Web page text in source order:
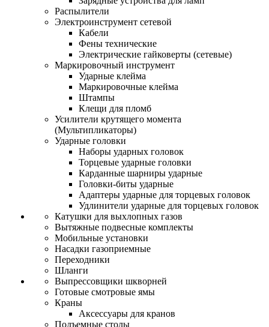
Распылители
Электроинструмент сетевой
Кабели
Фены технические
Электрические гайковерты (сетевые)
Маркировочный инструмент
Ударные клейма
Маркировочные клейма
Штампы
Клещи для пломб
Усилители крутящего момента
(Мультипликаторы)
Ударные головки
Наборы ударных головок
Торцевые ударные головки
Карданные шарниры ударные
Головки-биты ударные
Адаптеры ударные для торцевых головок
Удлинители ударные для торцевых головок
Катушки для выхлопных газов
Вытяжные подвесные комплекты
Мобильные установки
Насадки газоприемные
Переходники
Шланги
Выпрессовщики шкворней
Готовые смотровые ямы
Краны
Аксессуары для кранов
Подъемные столы